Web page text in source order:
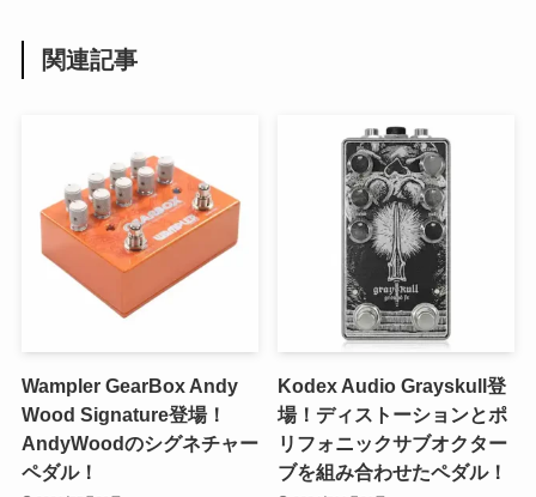
関連記事
Wampler GearBox Andy
Wood Signature登場！
AndyWoodのシグネチャー
ペダル！
Kodex Audio Grayskull登
場！ディストーションとポ
リフォニックサブオクター
ブを組み合わせたペダル！